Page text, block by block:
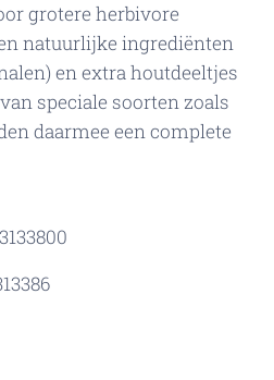
grotere herbivore
natuurlijke ingrediënten
en extra houtdeeltjes
speciale soorten zoals
daarmee een complete
3133800